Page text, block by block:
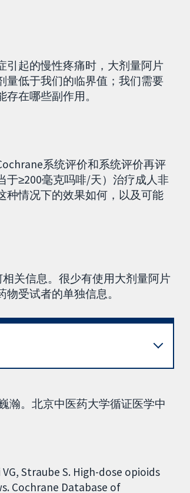
引起的慢性疼痛时，大剂量阿片
量低于我们的临界值；我们需要
在哪些副作用。
系统评价和系统评价再评
于≥200毫克吗啡/天）治疗成人非
种情况下的效果如何，以及可能
关信息。很少有使用大剂量阿片
受试者的单独信息。
瀚。北京中医药大学循证医学中
Straube S. High-dose opioids
Cochrane Database of